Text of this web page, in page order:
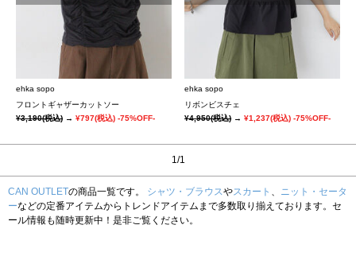
ehka sopo
フロントギャザーカットソー
¥3,190(税込) → ¥797(税込) -75%OFF-
ehka sopo
リボンビスチェ
¥4,950(税込)→¥1,237(税込) -75%OFF-
1/1
CAN OUTLETの商品一覧です。 シャツ・ブラウスやスカート 、 ニット・セータ
ーなどの定番アイテムからトレンドアイテムまで多数取り揃えております。セ
ール情報も随時更新中！是非ご覧ください。